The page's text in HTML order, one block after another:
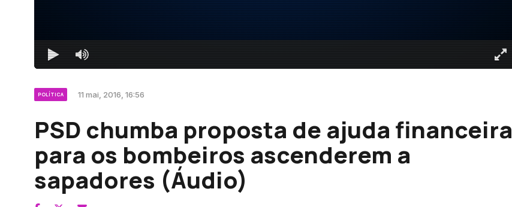
POLÍTICA 11 mai, 2016, 16:56
PSD chumba proposta de ajuda financeira
para os bombeiros ascenderem a
sapadores (Áudio)